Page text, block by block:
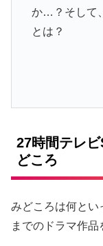
か…？そして
とは？
27時間テレ
どころ
みどころは何とい
までのドラマ作品